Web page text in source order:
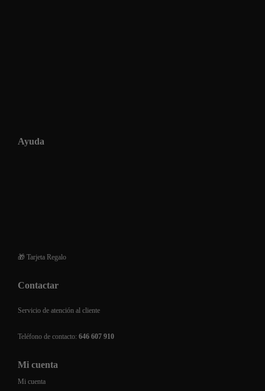
Ayuda
🎁 Tarjeta Regalo
Contactar
Servicio de atención al cliente
Teléfono de contacto: 646 607 910
Mi cuenta
Mi cuenta